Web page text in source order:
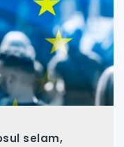
selam,